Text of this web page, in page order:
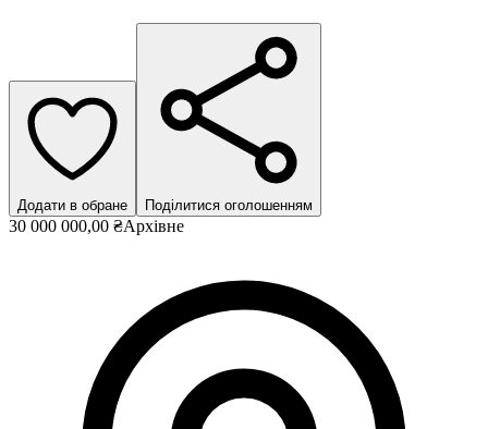
Додати в обране Поділитися оголошенням
30 000 000,00 ₴Архівне